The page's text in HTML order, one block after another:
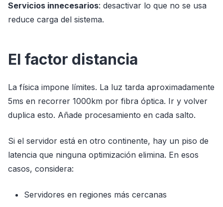
Servicios innecesarios: desactivar lo que no se usa
reduce carga del sistema.
El factor distancia
La física impone límites. La luz tarda aproximadamente
5ms en recorrer 1000km por fibra óptica. Ir y volver
duplica esto. Añade procesamiento en cada salto.
Si el servidor está en otro continente, hay un piso de
latencia que ninguna optimización elimina. En esos
casos, considera:
Servidores en regiones más cercanas